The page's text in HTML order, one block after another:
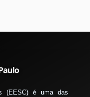
(EESC) é uma das